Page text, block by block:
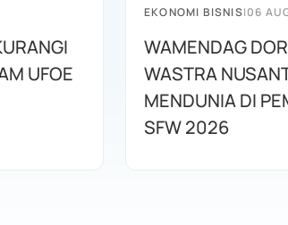
UFOE
EKONOMI BISNIS|06
WAMENDAG
WASTRA
MENDUNIA DI
SFW 2026